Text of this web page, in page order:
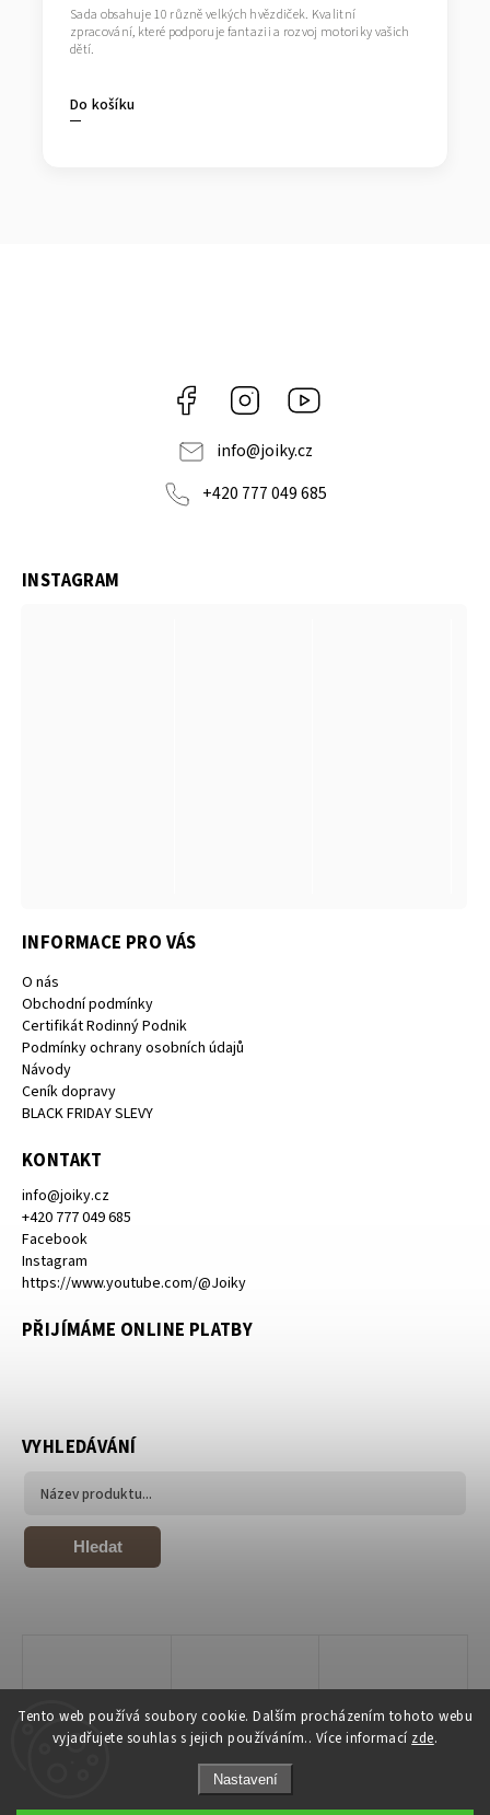
Tento web používá soubory cookie. Dalším procházením tohoto webu
vyjadřujete souhlas s jejich používáním.. Více informací zde.
Nastavení
Do košíku
Sada obsahuje 10 různě velkých hvězdiček. Kvalitní
zpracování, které podporuje fantazii a rozvoj motoriky vašich
dětí.
Facebook Instagram
info@joiky.cz
+420 777 049 685
INFORMACE PRO VÁS
O nás
Obchodní podmínky
Certifikát Rodinný Podnik
Podmínky ochrany osobních údajů
Návody
Ceník dopravy
BLACK FRIDAY SLEVY
KONTAKT
info@joiky.cz
+420 777 049 685
Facebook
Instagram
https://www.youtube.com/@Joiky
PŘIJÍMÁME ONLINE PLATBY
INSTAGRAM
VYHLEDÁVÁNÍ
Hledat